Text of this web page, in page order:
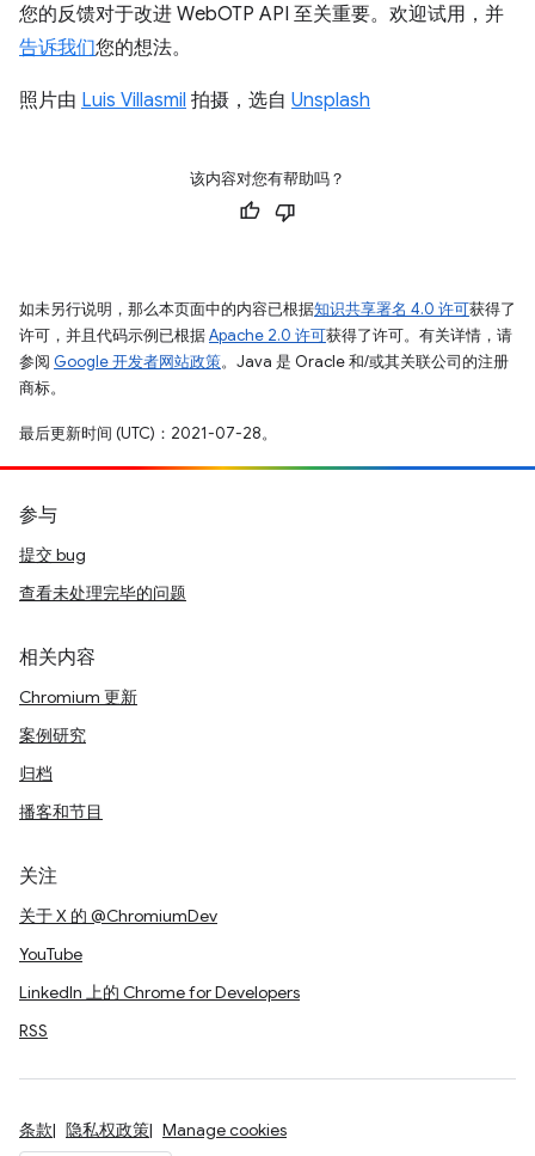
您的反馈对于改进 WebOTP API 至关重要。欢迎试用，并
告诉我们您的想法。
照片由 Luis Villasmil 拍摄，选自 Unsplash
该内容对您有帮助吗？
如未另行说明，那么本页面中的内容已根据知识共享署名 4.0 许可获得了
许可，并且代码示例已根据Apache 2.0 许可获得了许可。有关详情，请
参阅 Google 开发者网站政策。Java 是 Oracle 和/或其关联公司的注册
商标。
最后更新时间 (UTC)：2021-07-28。
参与
提交 bug
查看未处理完毕的问题
相关内容
Chromium 更新
案例研究
归档
播客和节目
关注
关于 X 的 @ChromiumDev
YouTube
LinkedIn 上的 Chrome for Developers
RSS
条款 隐私权政策 Manage cookies